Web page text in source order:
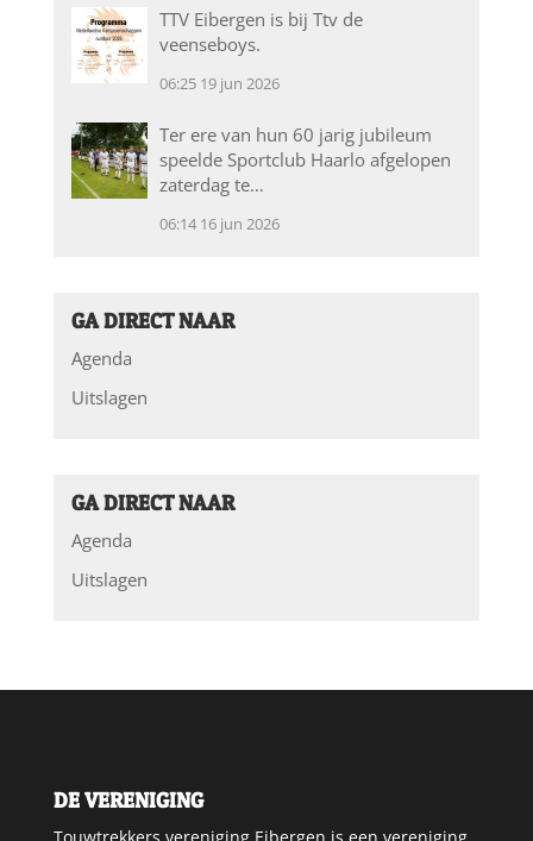
TTV Eibergen is bij Ttv de
veenseboys.
06:25 19 jun 2026
Ter ere van hun 60 jarig jubileum
speelde Sportclub Haarlo afgelopen
zaterdag te…
06:14 16 jun 2026
GA DIRECT NAAR
Agenda
Uitslagen
GA DIRECT NAAR
Agenda
Uitslagen
DE VERENIGING